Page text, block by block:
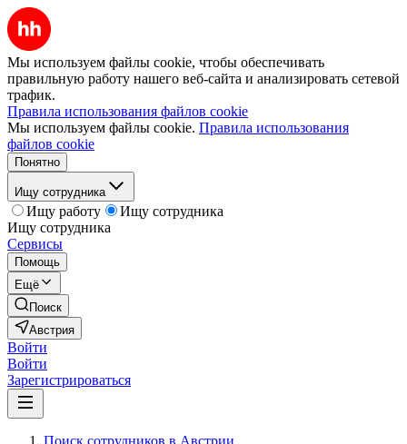
Мы используем файлы cookie, чтобы обеспечивать
правильную работу нашего веб-сайта и анализировать сетевой
трафик.
Правила использования файлов cookie
Мы используем файлы cookie. Правила использования
файлов cookie
Понятно
Ищу сотрудника
Ищу работу
Ищу сотрудника
Ищу сотрудника
Сервисы
Помощь
Ещё
Поиск
Австрия
Войти
Войти
Зарегистрироваться
Поиск сотрудников в Австрии